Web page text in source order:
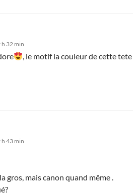
32 min
, le motif la couleur de cette tete
43 min
gros, mais canon quand même .